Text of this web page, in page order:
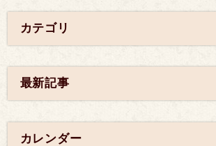
カテゴリ
最新記事
カレンダー